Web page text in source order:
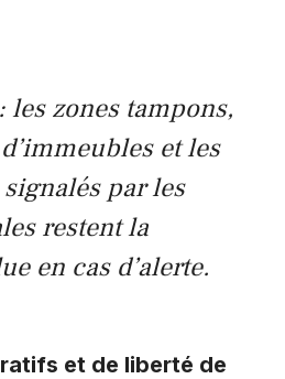
les zones tampons,
et les
par les
restent la
en cas d’alerte.
et de liberté de